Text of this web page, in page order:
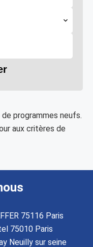
programmes neufs.
aux critères de
75116 Paris
75010 Paris
Neuilly sur seine